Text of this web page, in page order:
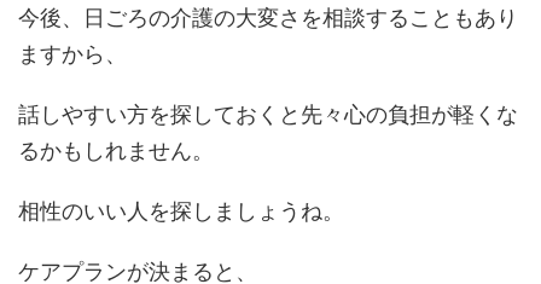
今後、日ごろの介護の大変さを相談することもあり
ますから、
話しやすい方を探しておくと先々心の負担が軽くな
るかもしれません。
相性のいい人を探しましょうね。
ケアプランが決まると、